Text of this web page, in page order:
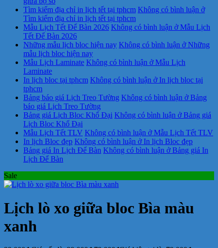
Tìm kiếm địa chỉ in lịch tết tại tphcm Không có bình luận ở
Tìm kiếm địa chỉ in lịch tết tại tphcm
Mẫu Lịch Tết Để Bàn 2026 Không có bình luận ở Mẫu Lịch
Tết Để Bàn 2026
Những mẫu lịch bloc hiện nay Không có bình luận ở Những
mẫu lịch bloc hiện nay
Mẫu Lịch Laminate Không có bình luận ở Mẫu Lịch
Laminate
In lịch bloc tại tphcm Không có bình luận ở In lịch bloc tại
tphcm
Bảng báo giá Lịch Treo Tường Không có bình luận ở Bảng
báo giá Lịch Treo Tường
Bảng giá Lịch Bloc Khổ Đại Không có bình luận ở Bảng giá
Lịch Bloc Khổ Đại
Mẫu Lịch Tết TLV Không có bình luận ở Mẫu Lịch Tết TLV
In lịch Bloc đẹp Không có bình luận ở In lịch Bloc đẹp
Bảng giá In Lịch Để Bàn Không có bình luận ở Bảng giá In
Lịch Để Bàn
Sale
Lịch lò xo giữa bloc Bìa màu
xanh